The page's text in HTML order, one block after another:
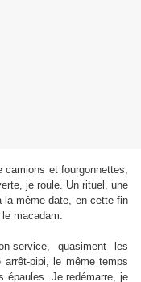
et fourgonnettes,
je roule. Un rituel, une
la même date, en cette fin
macadam.
service, quasiment les
pipi, le même temps
épaules. Je redémarre, je